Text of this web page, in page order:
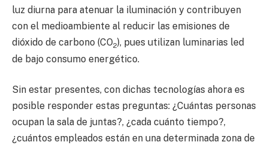
luz diurna para atenuar la iluminación y contribuyen
con el medioambiente al reducir las emisiones de
dióxido de carbono (CO2), pues utilizan luminarias led
de bajo consumo energético.
Sin estar presentes, con dichas tecnologías ahora es
posible responder estas preguntas: ¿Cuántas personas
ocupan la sala de juntas?, ¿cada cuánto tiempo?,
¿cuántos empleados están en una determinada zona de